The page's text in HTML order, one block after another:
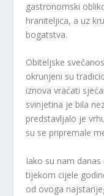
gastronomski
hraniteljica, a uz
bogatstva.
Obiteljske
okrunjeni su
iznova vraćati
svinjetina je bila
predstavljalo je
su se pripremale
Iako su nam
tijekom cijele
od ovoga